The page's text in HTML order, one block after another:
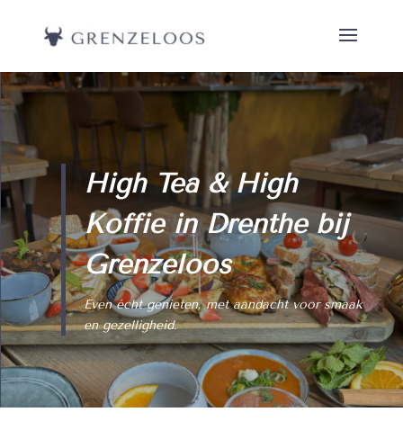
High Tea & High
Koffie in Drenthe bij
Grenzeloos
Even écht genieten, met aandacht voor smaak
en gezelligheid.